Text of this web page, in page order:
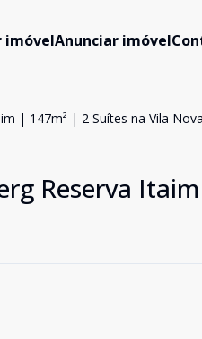
imóvelAnunciar imóvel
| 147m² | 2 Suítes na Vila
Reserva